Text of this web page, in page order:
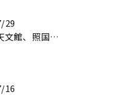
29
鹿児島市天文館、照国町のバー
16